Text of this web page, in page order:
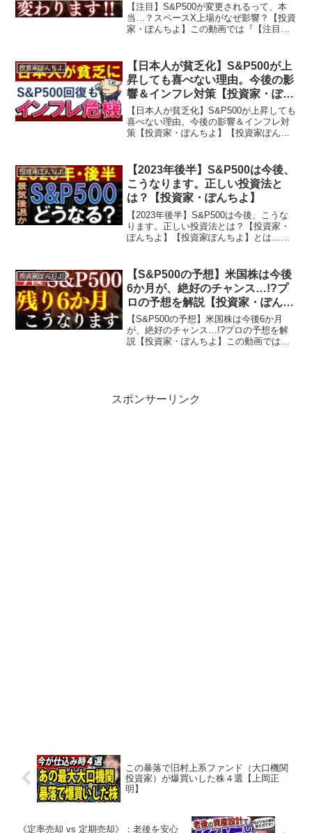
【注目】S&P500が変更されるって、本
当…？スペースX上場がなぜ影響？【投資
家・ぽんちよ】この動画では『【注目】
【投資家ぽんちよ】とは…経済的自由・
セミリタイア...
投資家ぽんちよ
【日本人が貧乏化】S&P500が上
昇しても喜べない理由。今後の影
響＆インフレ対策【投資家・ぽん
ちよ】
【日本人が貧乏化】S&P500が上昇しても
喜べない理由。今後の影響＆インフレ対
策【投資家・ぽんちよ】【投資家ぽんち
産運用を行う20代投資家です。投資対象
としては～日本株、...
投資家ぽんちよ
【2023年後半】S&P500は今後、
こうなります。正しい投資法と
は？【投資家・ぽんちよ】
【2023年後半】S&P500は今後、こうな
ります。正しい投資法とは？【投資家・
ぽんちよ】【投資家ぽんちよ】とは…経
代投資家です。投資対象としては～日本
株、米国株、投...
投資家ぽんちよ
【S&P500の予想】米国株は今後
6か月が、絶好のチャンス…!?プ
ロの予想を解説【投資家・ぽんち
よ】
【S&P500の予想】米国株は今後6か月
が、絶好のチャンス…!?プロの予想を解
説【投資家・ぽんちよ】この動画では
スポンサーリンク
この暴落で旧村上系ファンド（大口機関
投資家）が爆買いした株４選【上岡正
明】
《定率売却 vs 定期売却》：老後を安心